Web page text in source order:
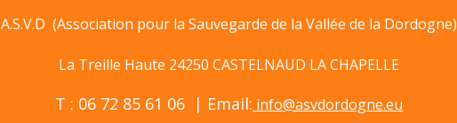
A.S.V.D (Association pour la Sauvegarde de la Vallée de la Dordogne)
La Treille Haute 24250 CASTELNAUD LA CHAPELLE
T : 06 72 85 61 06 | Email: info@asvdordogne.eu